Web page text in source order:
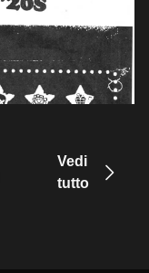
Vedi
tutto